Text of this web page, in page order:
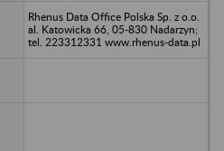
Rhenus Data Office Polska Sp. z o.o.
al. Katowicka 66, 05-830 Nadarzyn;
tel. 223312331 www.rhenus-data.pl